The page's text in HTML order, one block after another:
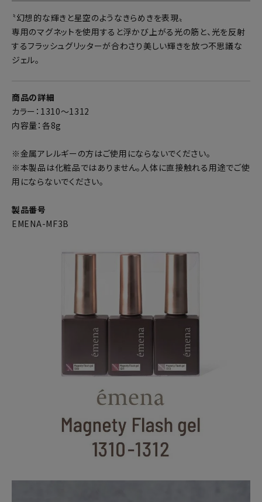
〝幻想的な輝きと星空のようなきらめきを表現〟
専用のマグネットを使用すると浮かび上がる光の筋と、光を反射
するフラッシュグリッターが合わさり美しい輝きを放つ不思議な
ジェル。
商品の詳細
カラー：1310～1312
内容量：各8g
※金属アレルギーの方はご使用にならないでください。
※本製品は化粧品ではありません。人体に直接触れる用途でご使
用にならないでください。
製品番号
EMENA-MF3B